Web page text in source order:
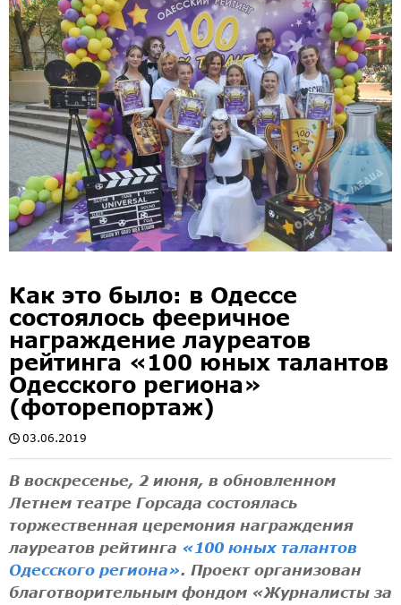
Как это было: в Одессе
состоялось фееричное
награждение лауреатов
рейтинга «100 юных талантов
Одесского региона»
(фоторепортаж)
03.06.2019
В воскресенье, 2 июня, в обновленном
Летнем театре Горсада состоялась
торжественная церемония награждения
лауреатов рейтинга «100 юных талантов
Одесского региона». Проект организован
благотворительным фондом «Журналисты за